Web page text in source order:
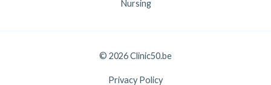
Nursing
© 2026 Clinic50.be
Privacy Policy